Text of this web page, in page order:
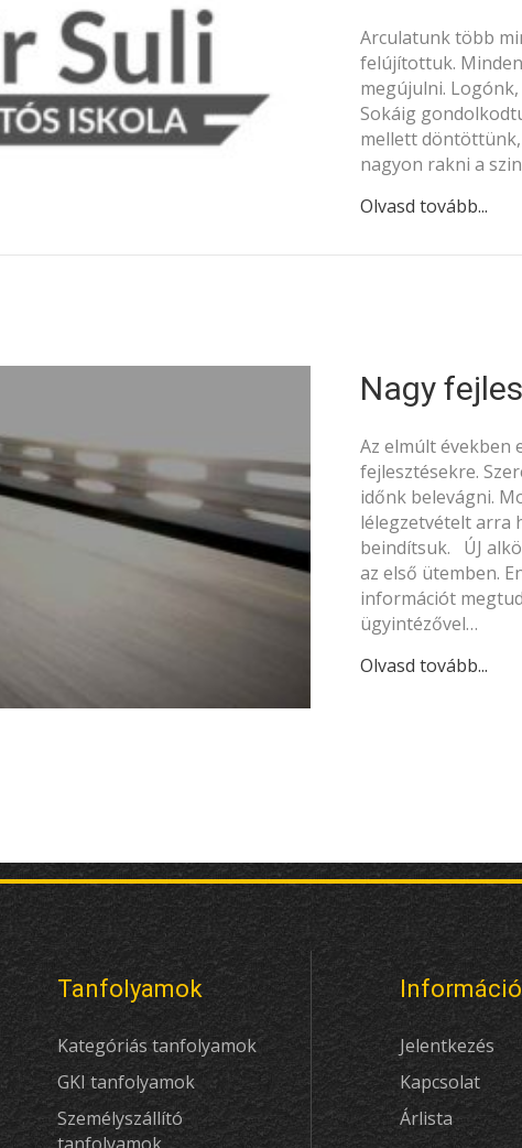
Arculatunk több
felújítottuk.
megújulni.
Sokáig
mellett
nagyon rakni a
Olvasd tovább...
Nagy
Az elmúlt években
fejlesztésekre.
időnk belevágni.
lélegzetvételt arra
beindítsuk. ÚJ
az első ütemben.
információt
ügyintézővel…
Olvasd tovább...
Tanfolyamok
Kategóriás tanfolyamok
GKI tanfolyamok
Személyszállító
Jelentkezés
Kapcsolat
Árlista